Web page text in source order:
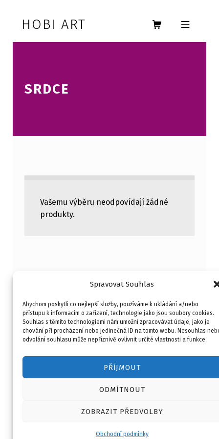
Spravovat Souhlas
Abychom poskytli co nejlepší služby, používáme k ukládání a/nebo
přístupu k informacím o zařízení, technologie jako jsou soubory cookies.
Souhlas s těmito technologiemi nám umožní zpracovávat údaje, jako je
chování při procházení nebo jedinečná ID na tomto webu. Nesouhlas
odvolání souhlasu může nepříznivě ovlivnit určité vlastnosti a funkce.
PŘÍJMOUT
ODMÍTNOUT
ZOBRAZIT PŘEDVOLBY
Obchodní podmínky
HOBI ART MOBILE MENU
SRDCE
SRDCE
Vašemu výběru neodpovídají žádné
produkty.
Kontakt
Obchodní podmínky
O mně
Merlin Kouč